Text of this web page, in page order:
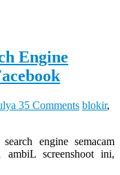
Engine
35 Comments blokir,
engine semacam
screenshoot ini,